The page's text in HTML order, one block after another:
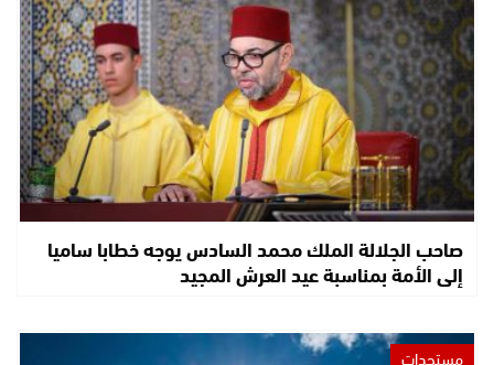
صاحب الجلالة الملك محمد السادس يوجه خطابا ساميا
إلى الأمة بمناسبة عيد العرش المجيد
مستجدات